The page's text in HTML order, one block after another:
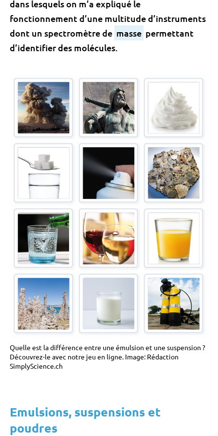
dans lesquels on m’a expliqué le
fonctionnement d’une multitude d’instruments
dont un spectromètre de masse permettant
d’identifier des molécules.
Quelle est la différence entre une émulsion et une suspension ?
Découvrez-le avec notre jeu en ligne. Image: Rédaction
SimplyScience.ch
Emulsions, suspensions et
poudres